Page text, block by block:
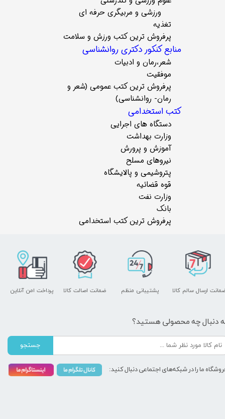
ورزشی و مربیگری حرفه ای
تغذیه
پرفروش ترین کتب ورزش و سلامت
منابع کنکور دکتری روانشناسی
شعر،رمان و ادبیات
موفقیت
پرفروش ترین کتب عمومی (شعر و
رمان- روانشناسی)
کتب استخدامی
دستگاه های اجرایی
وزارت بهداشت
آموزش و پرورش
نیروهای مسلح
پتروشیمی و پالایشگاه
قوه قضائیه
وزارت نفت
بانک
پرفروش ترین کتب استخدامی
پشتیبانی منظم پرداخت امن آنلاین ارسال سالم کالا ضمانت اصالت کالا
دنبال چه محصولی هستید؟
جستجو
ما را در شبکه‌های اجتماعی دنبال کنید: